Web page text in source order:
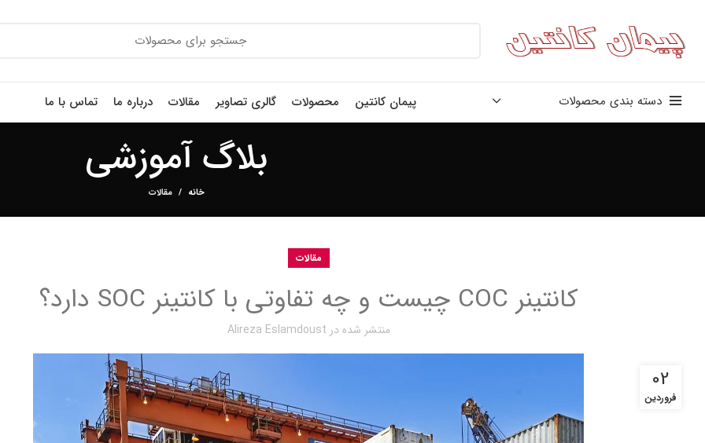
دسته بندی محصولات پیمان کانتین محصولات گالری تصاویر مقالات درباره ما تماس با ما
بلاگ آموزشی
خانه مقالات
مقالات
کانتینر COC چیست و چه تفاوتی با کانتینر SOC دارد؟
منتشر شده در Alireza Eslamdoust
02
فروردین